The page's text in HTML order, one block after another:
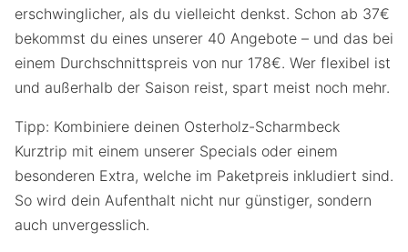
erschwinglicher, als du vielleicht denkst. Schon ab 37€
bekommst du eines unserer 40 Angebote – und das bei
einem Durchschnittspreis von nur 178€. Wer flexibel ist
und außerhalb der Saison reist, spart meist noch mehr.
Tipp: Kombiniere deinen Osterholz-Scharmbeck
Kurztrip mit einem unserer Specials oder einem
besonderen Extra, welche im Paketpreis inkludiert sind.
So wird dein Aufenthalt nicht nur günstiger, sondern
auch unvergesslich.